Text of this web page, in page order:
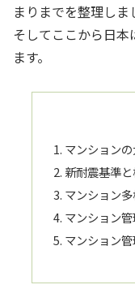
まりまでを整理しま
そしてここから日
ます。
マンション
新耐震基準と
マンション
マンション
マンション管